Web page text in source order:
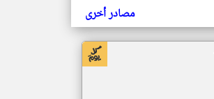
مصادر أخرى